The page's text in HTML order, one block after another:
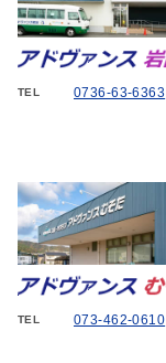
TEL 0736-63-6363
TEL 073-462-0610